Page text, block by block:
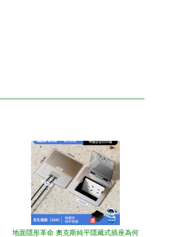
地面隱形革命 奧克斯純平隱藏式插座為何